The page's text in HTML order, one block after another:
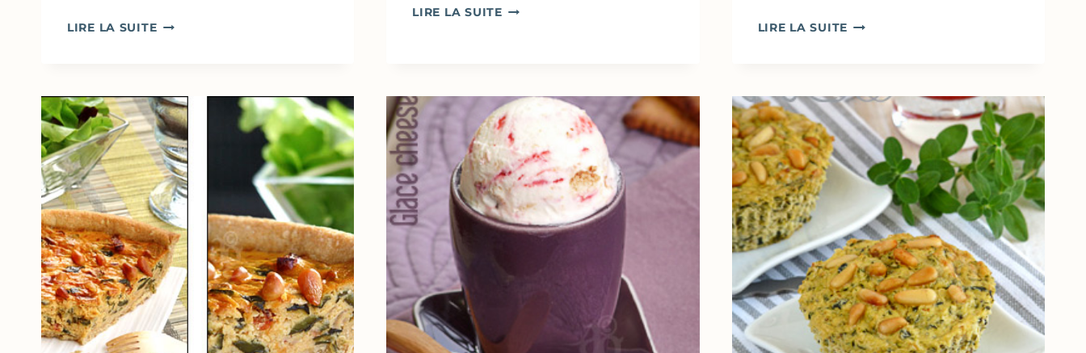
LIRE LA SUITEPETITS
CITRON
VERT
&
CHANTILLY
DE
LAIT
DE
COCO
LIRE LA SUITEMOUSSE
LIRE LA SUITE PETITS
AU
CAVIAR
D’AUBERGINES